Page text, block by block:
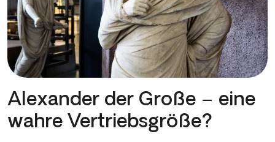
Alexander der Große – eine
wahre Vertriebsgröße?